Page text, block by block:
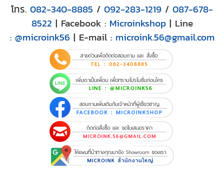
โทร. 082-340-8885 / 092-283-1219 / 087-678-
8522 | Facebook : Microinkshop| Line
: @microink56 | E-mail : microink.56@gmail.com